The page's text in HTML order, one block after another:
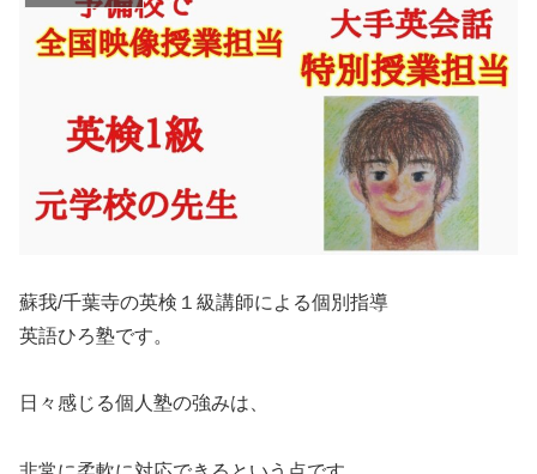
蘇我/千葉寺の英検１級講師による個別指導
英語ひろ塾です。
日々感じる個人塾の強みは、